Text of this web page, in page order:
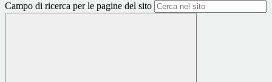
Campo di ricerca per le pagine del sito